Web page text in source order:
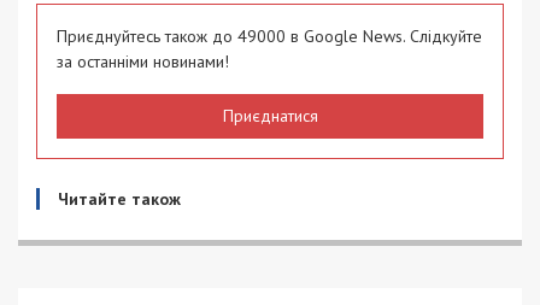
Приєднуйтесь також до 49000 в Google News. Слідкуйте
за останніми новинами!
Приєднатися
Читайте також